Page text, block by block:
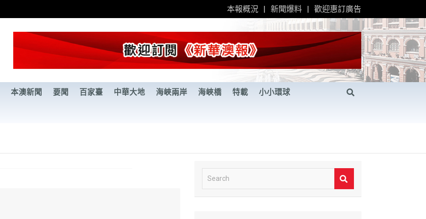
本報概況 新聞爆料 歡迎惠訂廣告
本澳新聞 要聞 百家臺 中華大地 海峽兩岸 海峽橋 特載 小小環球
e